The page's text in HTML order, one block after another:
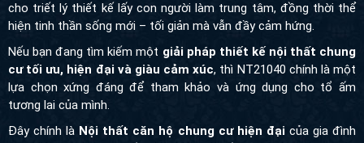
Nếu bạn đang tìm kiếm một giải pháp thiết kế nội thất chung
cư tối ưu, hiện đại và giàu cảm xúc
, thì NT21040 chính là một
lựa chọn xứng đáng để tham khảo và ứng dụng cho tổ ấm tương
lai của mình.
Đây chính là Nội thất căn hộ chung cư hiện đạicủa gia đình
ông Việt mà
hôm nay. Nếu như bạn đang có nhu cầu thiết kế nội thất thì hãy